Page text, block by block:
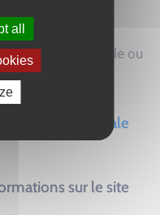
décès à la famille ou
de copie intégrale
sur le site
all